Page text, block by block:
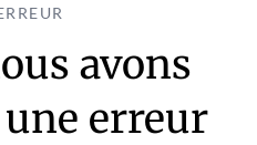
avons
erreur